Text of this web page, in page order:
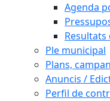
Agenda
Resultats
Ple municipal
Plans,
Anuncis /
Perfil de